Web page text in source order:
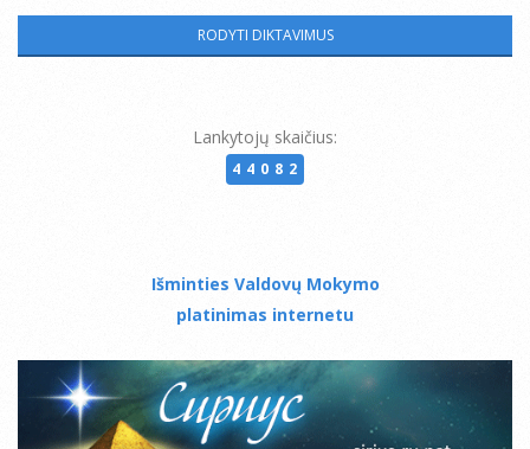
Lankytojų skaičius:
44082
Išminties Valdovų Mokymo
platinimas internetu